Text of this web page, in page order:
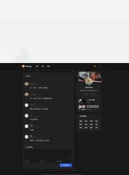
吧